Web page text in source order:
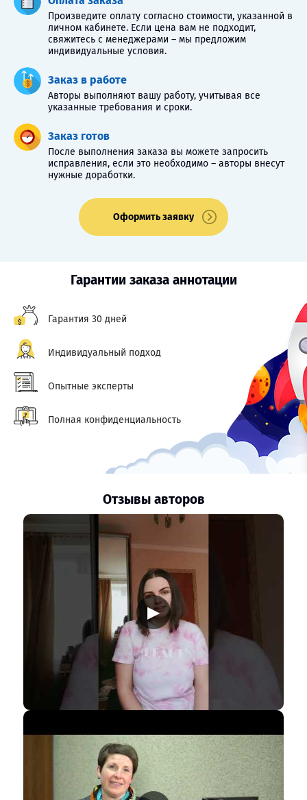
Произведите оплату согласно стоимости, указанной в
личном кабинете. Если цена вам не подходит,
свяжитесь с менеджерами – мы предложим
индивидуальные условия.
Заказ в работе
Авторы выполняют вашу работу, учитывая все
указанные требования и сроки.
Заказ готов
После выполнения заказа вы можете запросить
исправления, если это необходимо – авторы внесут
нужные доработки.
Оформить заявку
Гарантии заказа аннотации
Гарантия 30 дней
Индивидуальный подход
Опытные эксперты
Полная конфиденциальность
Отзывы авторов
▶